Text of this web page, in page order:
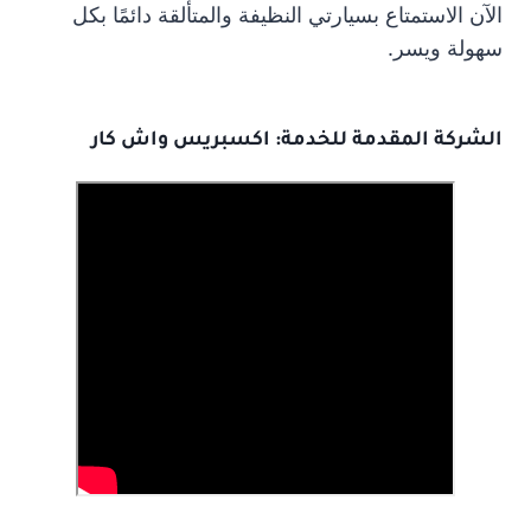
الآن الاستمتاع بسيارتي النظيفة والمتألقة دائمًا بكل
سهولة ويسر.
الشركة المقدمة للخدمة: اكسبريس واش كار